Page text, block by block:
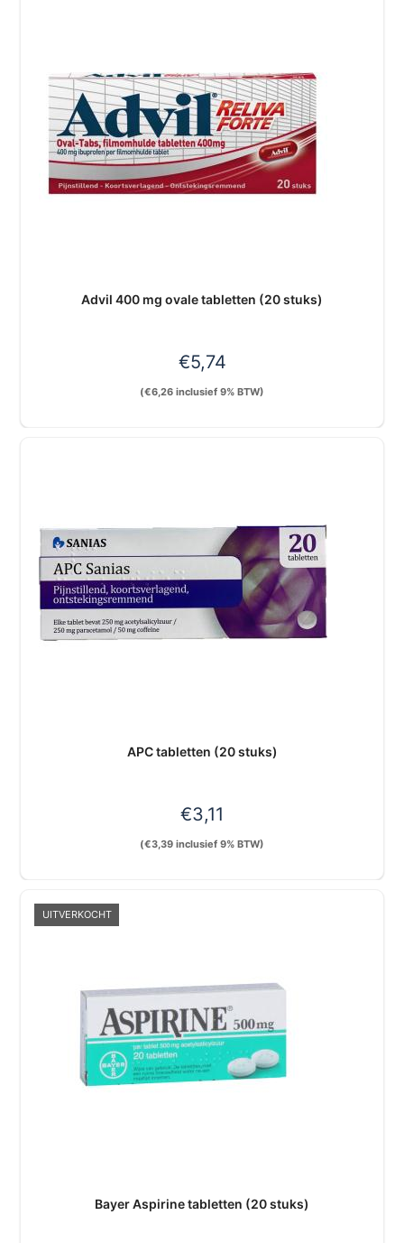
Advil 400 mg ovale tabletten (20 stuks)
€5,74
(€6,26 inclusief 9% BTW)
APC tabletten (20 stuks)
€3,11
(€3,39 inclusief 9% BTW)
UITVERKOCHT
Bayer Aspirine tabletten (20 stuks)